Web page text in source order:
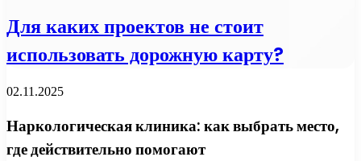
Для каких проектов не стоит
использовать дорожную карту?
02.11.2025
Наркологическая клиника: как выбрать место,
где действительно помогают